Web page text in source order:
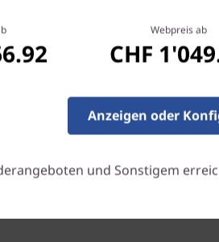
Webpreis ab
CHF
Anzeigen oder
und Sonstigem